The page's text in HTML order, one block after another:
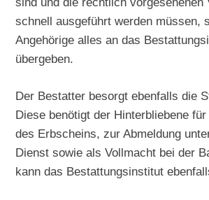
schnell ausgeführt werden müssen,
Angehörige alles an das
übergeben.
Der Bestatter besorgt ebenfalls die
Diese benötigt der Hinterbliebene
des Erbscheins, zur Abmeldung
Dienst sowie als Vollmacht bei der
kann das Bestattungsinstitut